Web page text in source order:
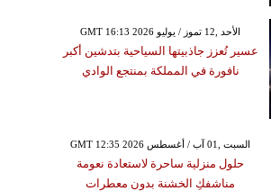
GMT 16:13 2026 الأحد ,12 تموز / يوليو
عسير تُعزز جاذبيتها السياحية بتدشين أكبر
نافورة في المملكة بمنتجع الوادي
GMT 12:35 2026 السبت ,01 آب / أغسطس
حلول منزلية ساحرة لاستعادة نعومة
مناشفكِ الخشنة بدون معطرات